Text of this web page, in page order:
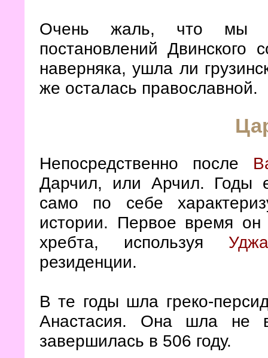
Очень жаль, что мы
постановлений
наверняка, ушла ли
же осталась православной.
Непосредственно после
Дарчил, или Арчил. Годы
само по себе
истории. Первое время он
хребта, используя
резиденции.
В те годы шла греко-
Анастасия. Она шла не
завершилась в 506 году.